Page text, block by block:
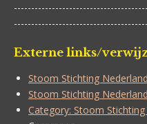
Externe links/
Stoom Stichting Nederland
Stoom Stichting Nederland
Category: Stoom